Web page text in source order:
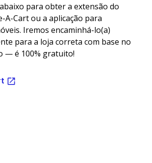
para obter a extensão do
A-Cart ou a aplicação para
Iremos encaminhá-lo(a)
para a loja correta com base no
— é 100% gratuito!